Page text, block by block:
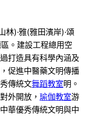
林)·雅(雅田濱岸)·頌
。建設工程總用空
打造具有科學內涵及
促進中醫藥文明傳播
傳統文舞蹈教室明。
外開放， 瑜伽教室游
華優秀傳統文明與中